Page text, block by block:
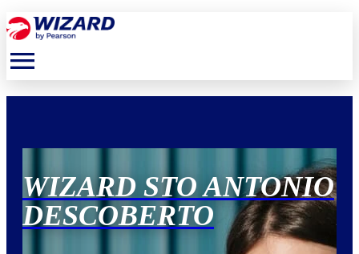
menu
WIZARD STO ANTONIO
DESCOBERTO